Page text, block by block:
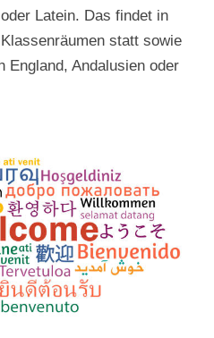
Latein. Das findet in
statt sowie
England, Andalusien oder